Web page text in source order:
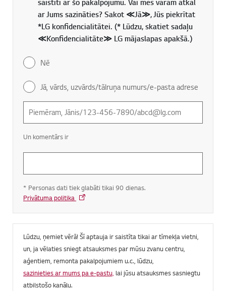
ar Jums sazināties? Sakot ≪Jā≫, Jūs piekrītat
*LG konfidencialitātei. (* Lūdzu, skatiet sadaļu
≪Konfidencialitāte≫ LG mājaslapas apakšā.)
Nē
Jā, vārds, uzvārds/tālruņa numurs/e-pasta adrese
Un komentārs ir
* Personas dati tiek glabāti tikai 90 dienas.
Privātuma politika
Lūdzu, ņemiet vērā! Šī aptauja ir saistīta tikai ar tīmekļa vietni,
un, ja vēlaties sniegt atsauksmes par mūsu zvanu centru,
aģentiem, remonta pakalpojumiem u.c., lūdzu,
sazinieties ar mums pa e-pastu, lai jūsu atsauksmes sasniegtu
atbilstošo kanālu.